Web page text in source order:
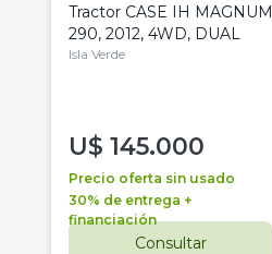
Tractor CASE IH MAGNUM
290, 2012, 4WD, DUAL
Isla Verde
U$ 145.000
Precio oferta sin usado
30% de entrega +
financiación
Consultar